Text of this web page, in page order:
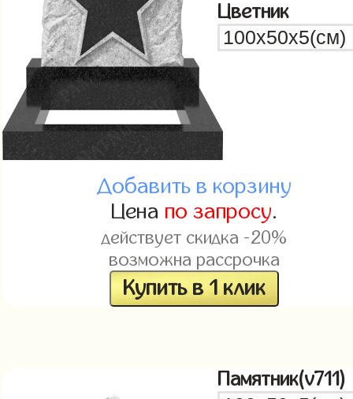
Цветник
Добавить в корзину
Цена по запросу.
действует скидка -20%
возможна рассрочка
Купить в 1 клик
Памятник(v711)